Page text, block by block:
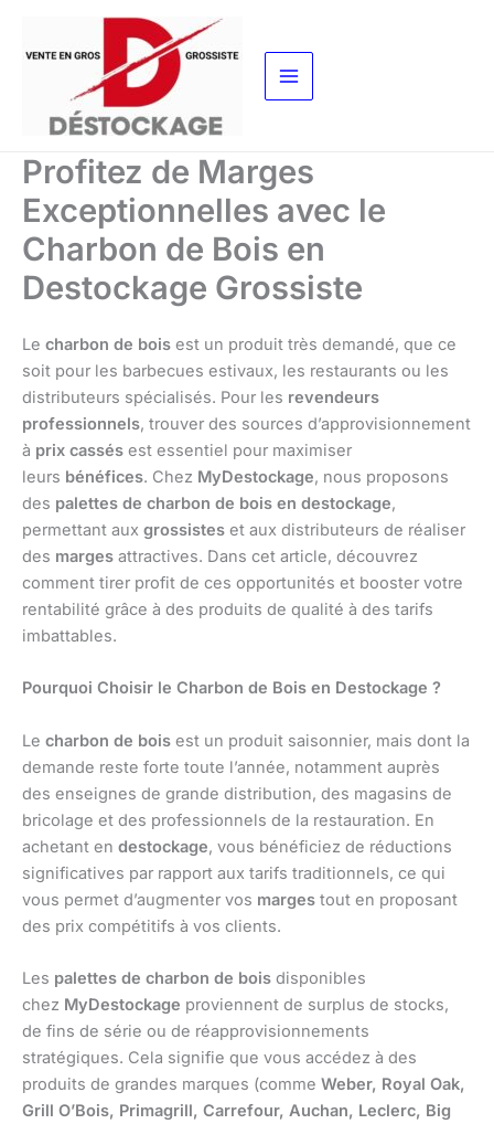
contenu
Profitez de Marges
Exceptionnelles avec le
Charbon de Bois en
Destockage Grossiste
Le charbon de bois est un produit très demandé, que ce
soit pour les barbecues estivaux, les restaurants ou les
distributeurs spécialisés. Pour les revendeurs
professionnels, trouver des sources d’approvisionnement
à prix cassés est essentiel pour maximiser
leurs bénéfices. Chez MyDestockage, nous proposons
des palettes de charbon de bois en destockage,
permettant aux grossistes et aux distributeurs de réaliser
des marges attractives. Dans cet article, découvrez
comment tirer profit de ces opportunités et booster votre
rentabilité grâce à des produits de qualité à des tarifs
imbattables.
Pourquoi Choisir le Charbon de Bois en Destockage ?
Le charbon de bois est un produit saisonnier, mais dont la
demande reste forte toute l’année, notamment auprès
des enseignes de grande distribution, des magasins de
bricolage et des professionnels de la restauration. En
achetant en destockage, vous bénéficiez de réductions
significatives par rapport aux tarifs traditionnels, ce qui
vous permet d’augmenter vos marges tout en proposant
des prix compétitifs à vos clients.
Les palettes de charbon de bois disponibles
chez MyDestockage proviennent de surplus de stocks,
de fins de série ou de réapprovisionnements
stratégiques. Cela signifie que vous accédez à des
produits de grandes marques (comme Weber, Royal Oak,
Grill O’Bois, Primagrill, Carrefour, Auchan, Leclerc, Big